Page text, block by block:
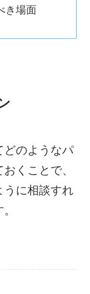
き場面
どのようなパ
くことで、
うに相談すれ